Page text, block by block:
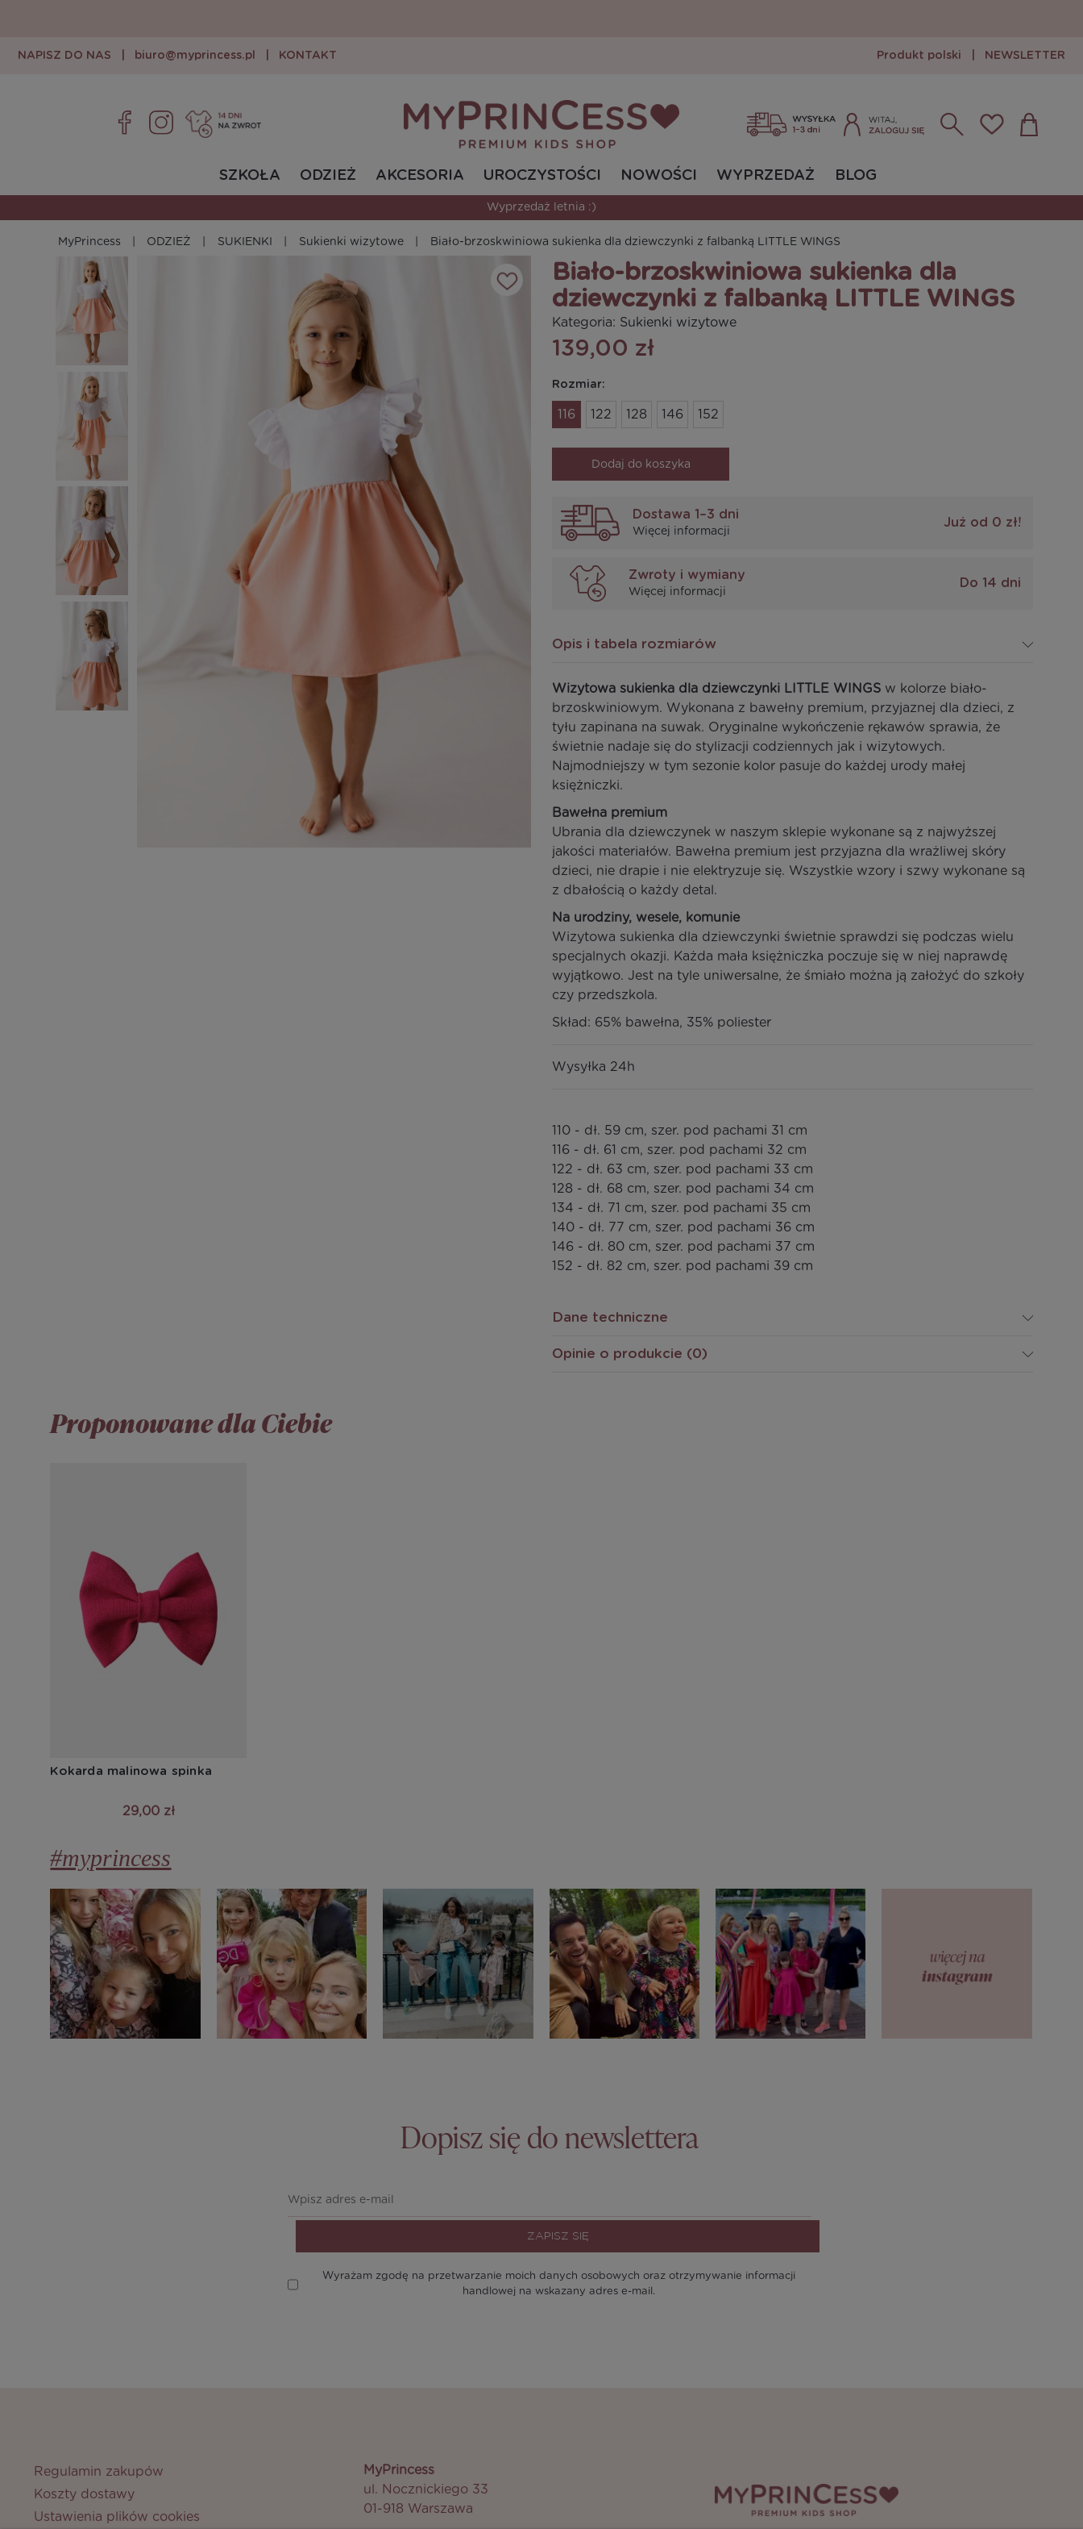
NAPISZ DO NAS biuro@myprincess.pl KONTAKT Produkt polski NEWSLETTER
SZKOŁA ODZIEŻ AKCESORIA UROCZYSTOŚCI NOWOŚCI WYPRZEDAŻ BLOG
Wyprzedaż letnia :)
MyPrincess ODZIEŻ SUKIENKI Sukienki wizytowe Biało-brzoskwiniowa sukienka dla dziewczynki z falbanką LITTLE WINGS
Biało-brzoskwiniowa sukienka dla
dziewczynki z falbanką LITTLE WINGS
Kategoria: Sukienki wizytowe
139,00 zł
Rozmiar:
116 122 128 146 152
Dodaj do koszyka
Dostawa 1–3 dni
Więcej informacji
Już od 0 zł!
Zwroty i wymiany
Więcej informacji
Do 14 dni
Opis i tabela rozmiarów
Wizytowa sukienka dla dziewczynki LITTLE WINGS w kolorze biało-
brzoskwiniowym. Wykonana z bawełny premium, przyjaznej dla dzieci, z
tyłu zapinana na suwak. Oryginalne wykończenie rękawów sprawia, że
świetnie nadaje się do stylizacji codziennych jak i wizytowych.
Najmodniejszy w tym sezonie kolor pasuje do każdej urody małej
księżniczki.
Bawełna premium
Ubrania dla dziewczynek w naszym sklepie wykonane są z najwyższej
jakości materiałów. Bawełna premium jest przyjazna dla wrażliwej skóry
dzieci, nie drapie i nie elektryzuje się. Wszystkie wzory i szwy wykonane są
z dbałością o każdy detal.
Na urodziny, wesele, komunie
Wizytowa sukienka dla dziewczynki świetnie sprawdzi się podczas wielu
specjalnych okazji. Każda mała księżniczka poczuje się w niej naprawdę
wyjątkowo. Jest na tyle uniwersalne, że śmiało można ją założyć do szkoły
czy przedszkola.
Skład: 65% bawełna, 35% poliester
Wysyłka 24h
110 - dł. 59 cm, szer. pod pachami 31 cm
116 - dł. 61 cm, szer. pod pachami 32 cm
122 - dł. 63 cm, szer. pod pachami 33 cm
128 - dł. 68 cm, szer. pod pachami 34 cm
134 - dł. 71 cm, szer. pod pachami 35 cm
140 - dł. 77 cm, szer. pod pachami 36 cm
146 - dł. 80 cm, szer. pod pachami 37 cm
152 - dł. 82 cm, szer. pod pachami 39 cm
Dane techniczne
Opinie o produkcie (0)
Proponowane dla Ciebie
Kokarda malinowa spinka
29,00 zł
#myprincess
Dopisz się do newslettera
ZAPISZ SIĘ
Wyrażam zgodę na przetwarzanie moich danych osobowych oraz otrzymywanie informacji
handlowej na wskazany adres e-mail.
Regulamin zakupów
Koszty dostawy
Ustawienia plików cookies
MyPrincess
ul. Nocznickiego 33
01-918 Warszawa